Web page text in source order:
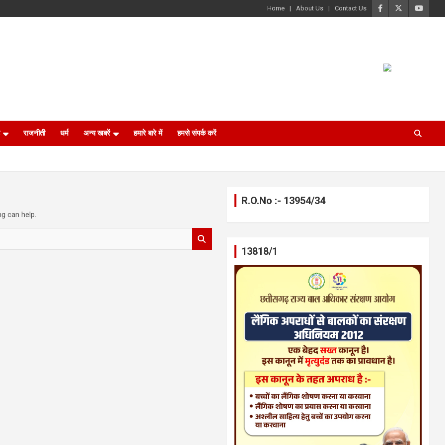
Home About Us Contact Us
राजनीती धर्म अन्य खबरें हमारे बारे में हमसे संपर्क करें
can help.
R.O.No :- 13954/34
13818/1